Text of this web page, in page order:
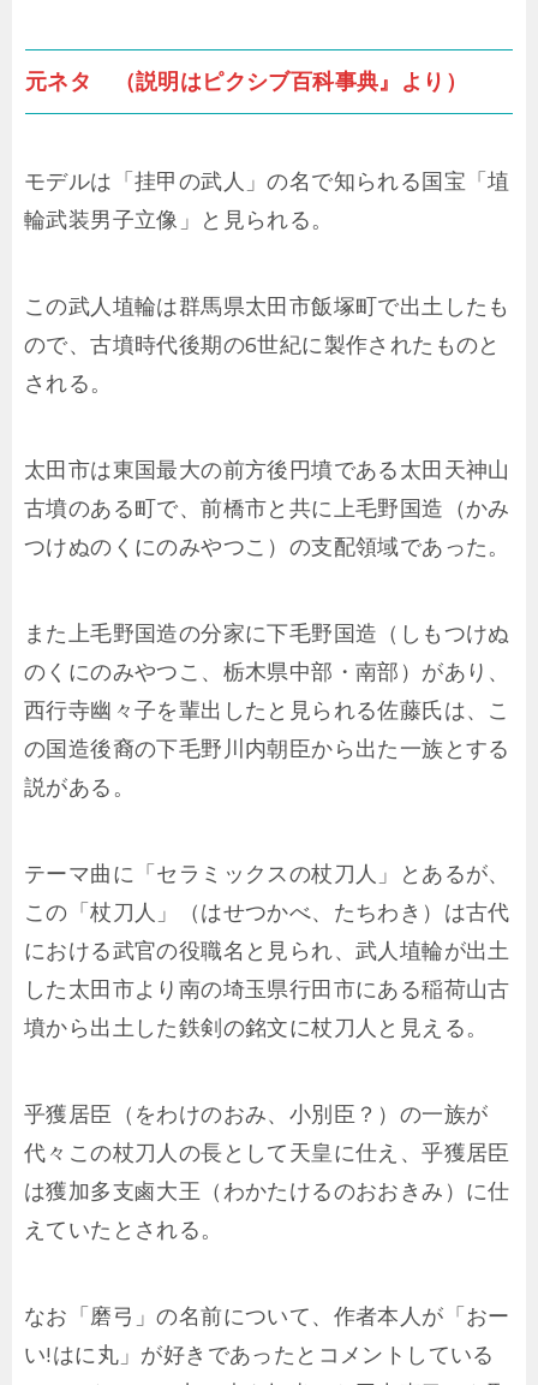
元ネタ （説明はピクシブ百科事典』より）
モデルは「挂甲の武人」の名で知られる国宝「埴
輪武装男子立像」と見られる。
この武人埴輪は群馬県太田市飯塚町で出土したも
ので、古墳時代後期の6世紀に製作されたものと
される。
太田市は東国最大の前方後円墳である太田天神山
古墳のある町で、前橋市と共に上毛野国造（かみ
つけぬのくにのみやつこ）の支配領域であった。
また上毛野国造の分家に下毛野国造（しもつけぬ
のくにのみやつこ、栃木県中部・南部）があり、
西行寺幽々子を輩出したと見られる佐藤氏は、こ
の国造後裔の下毛野川内朝臣から出た一族とする
説がある。
テーマ曲に「セラミックスの杖刀人」とあるが、
この「杖刀人」（はせつかべ、たちわき）は古代
における武官の役職名と見られ、武人埴輪が出土
した太田市より南の埼玉県行田市にある稲荷山古
墳から出土した鉄剣の銘文に杖刀人と見える。
乎獲居臣（をわけのおみ、小別臣？）の一族が
代々この杖刀人の長として天皇に仕え、乎獲居臣
は獲加多支鹵大王（わかたけるのおおきみ）に仕
えていたとされる。
なお「磨弓」の名前について、作者本人が「おー
い!はに丸」が好きであったとコメントしている